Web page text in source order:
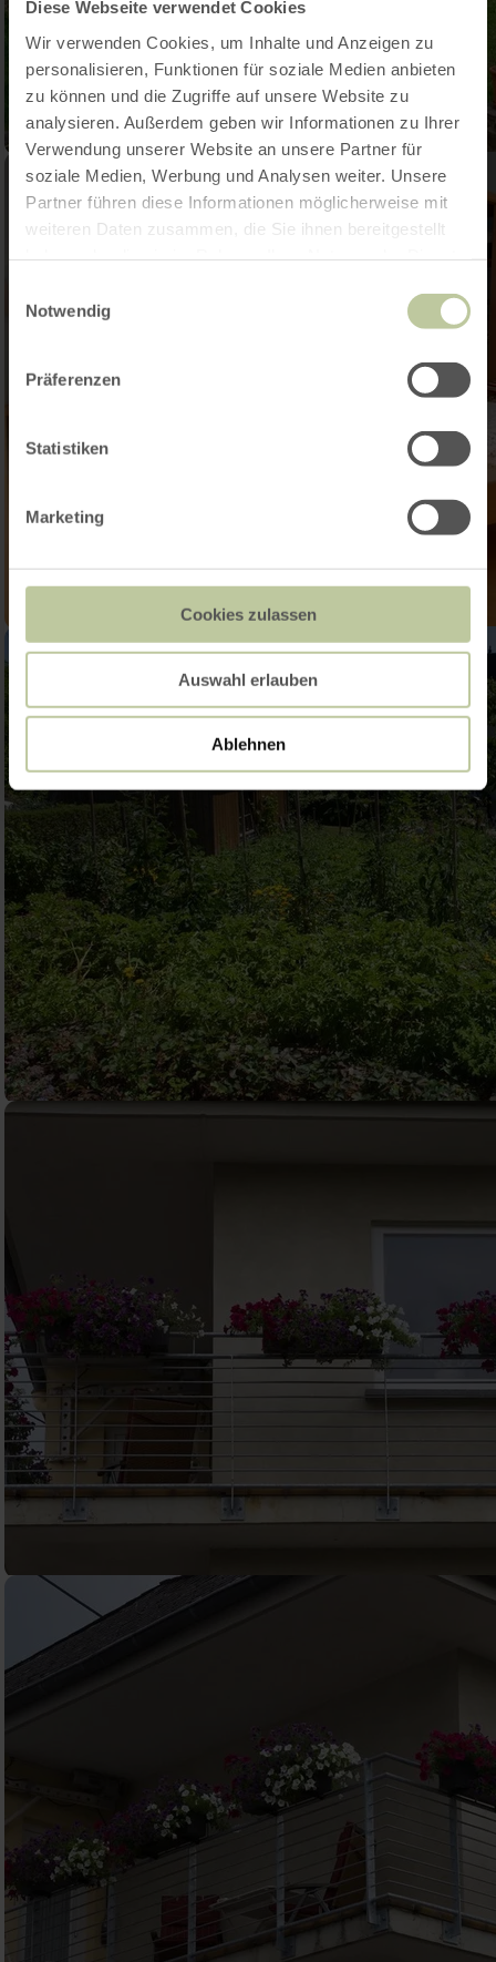
Diese Webseite verwendet Cookies
Wir verwenden Cookies, um Inhalte und Anzeigen zu
personalisieren, Funktionen für soziale Medien anbieten
zu können und die Zugriffe auf unsere Website zu
analysieren. Außerdem geben wir Informationen zu Ihrer
Verwendung unserer Website an unsere Partner für
soziale Medien, Werbung und Analysen weiter. Unsere
Partner führen diese Informationen möglicherweise mit
weiteren Daten zusammen, die Sie ihnen bereitgestellt
Notwendig
Präferenzen
Statistiken
Marketing
Cookies zulassen
Auswahl erlauben
Ablehnen